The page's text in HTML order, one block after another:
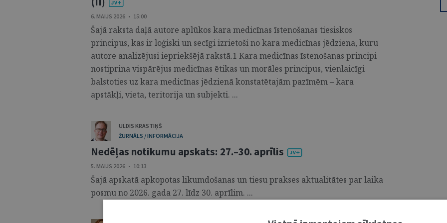
6. MAIJS 2026 • 15:00
Šajā raksta daļā autore aplūkos kara medicīnas īstenošanas tiesiskos
principus, kas ir loģiski un secīgi izrietoši no kara medicīnas jēdziena, kuru
autore analizējusi iepriekšējā rakstā.1 Kara medicīnas īstenošanas principi
nostiprina vispārējus medicīnas ētikas un morāles principus, vienlaicīgi
balstoties uz kara medicīnas jēdzienā konstatētajām pazīmēm – kara
apstākļi, vieta, teritorija un subjekti. ...
ULDIS KRASTIŅŠ
ŽURNĀLS / INFORMĀCIJA
Nedēļas notikumu apskats: 27.–30. aprīlis
5. MAIJS 2026 • 10:13
Šajā apskatā apkopotas likumdošanas un tiesu prakses aktualitātes par laika
posmu no 2026. gada 27. līdz 30. aprīlim. ...